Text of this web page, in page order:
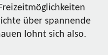
über spannende
lohnt sich also.